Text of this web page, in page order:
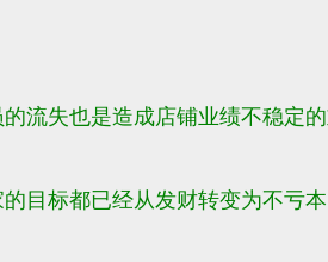
流失也是造成店铺业绩不稳定的
目标都已经从发财转变为不亏